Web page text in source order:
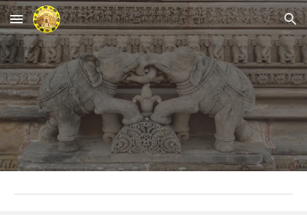
Skip to main content Skip to navigation